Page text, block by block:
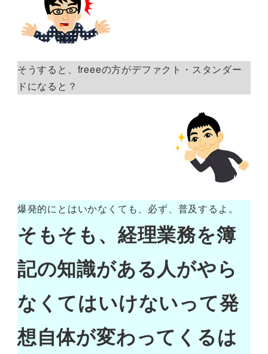
そうすると、freeeの方がデファクト・スタンダー
ドになると？
爆発的にとはいかなくても、必ず、普及するよ。
そもそも、経理業務を簿
記の知識がある人がやら
なくてはいけないって発
想自体が変わってくるは